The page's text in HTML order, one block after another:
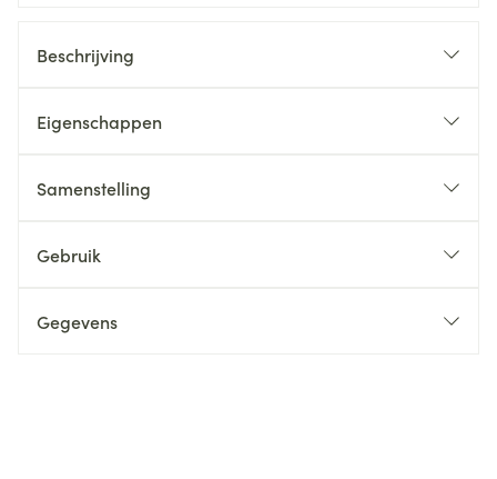
Beschrijving
Eigenschappen
Samenstelling
Gebruik
Gegevens